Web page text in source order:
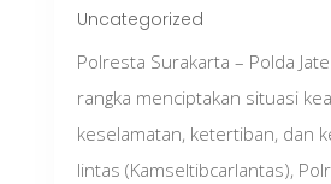
Uncategorized
Polresta Surakarta – Polda
rangka menciptakan situasi
keselamatan, ketertiban, dan
lintas (Kamseltibcarlantas),